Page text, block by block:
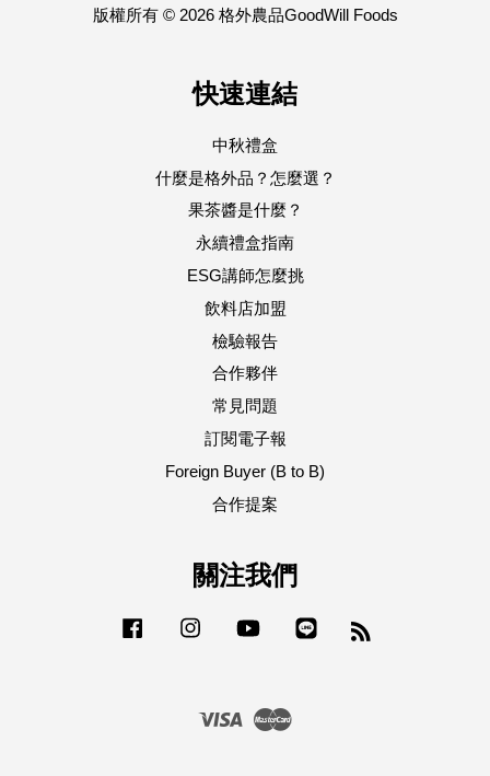
版權所有 © 2026 格外農品GoodWill Foods
快速連結
中秋禮盒
什麼是格外品？怎麼選？
果茶醬是什麼？
永續禮盒指南
ESG講師怎麼挑
飲料店加盟
檢驗報告
合作夥伴
常見問題
訂閱電子報
Foreign Buyer (B to B)
合作提案
關注我們
Facebook Instagram YouTube
Visa